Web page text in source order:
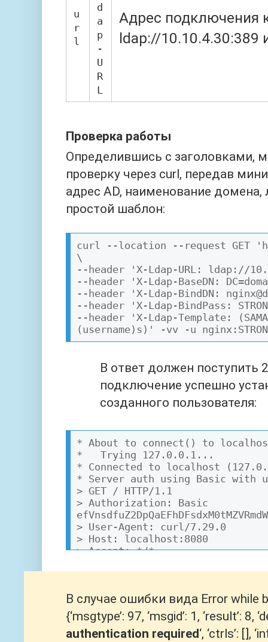
u
r
l
d
a
p
-
U
R
L
Адрес подключения
ldap://10.10.4.30:389
Проверка работы
Определившись с заголовками,
проверку через curl, передав
адрес AD, наименование домена,
простой шаблон:
curl --location --request GET
\
--header 'X-Ldap-URL: ldap://
--header 'X-Ldap-BaseDN:
--header 'X-Ldap-BindDN:
--header 'X-Ldap-BindPass:
--header 'X-Ldap-Template:
В ответ должен поступить
подключение успешно
созданного пользователя:
* About to connect() to
*   Trying 127.0.0.1...
* Connected to localhost
* Server auth using Basic with
> GET / HTTP/1.1
> Authorization: Basic
> User-Agent: curl/7.29.0
> Host: localhost:8080
> Accept: */*
> X-Ldap-BaseDN:
> X-Ldap-BindPass: STRONG_PASS
> X-Ldap-Template:
>
* HTTP 1.0, assume close after
В случае ошибки вида Error while
{‘msgtype’: 97, ‘msgid’: 1, ‘result’: 8,
authentication required‘, ‘ctrls’: [],